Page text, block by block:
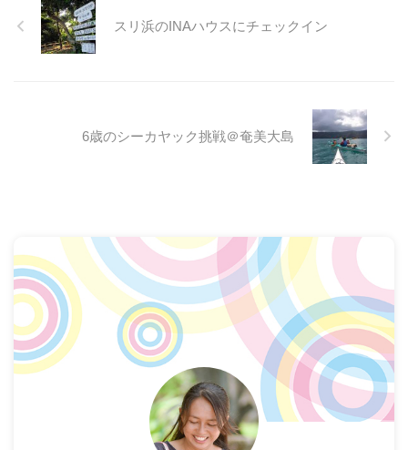
スリ浜のINAハウスにチェックイン
6歳のシーカヤック挑戦＠奄美大島